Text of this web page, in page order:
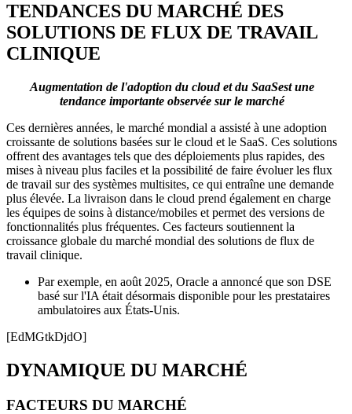
TENDANCES DU MARCHÉ DES
SOLUTIONS DE FLUX DE TRAVAIL
CLINIQUE
Augmentation de l'adoption du cloud et du SaaSest une
tendance importante observée sur le marché
Ces dernières années, le marché mondial a assisté à une adoption
croissante de solutions basées sur le cloud et le SaaS. Ces solutions
offrent des avantages tels que des déploiements plus rapides, des
mises à niveau plus faciles et la possibilité de faire évoluer les flux
de travail sur des systèmes multisites, ce qui entraîne une demande
plus élevée. La livraison dans le cloud prend également en charge
les équipes de soins à distance/mobiles et permet des versions de
fonctionnalités plus fréquentes. Ces facteurs soutiennent la
croissance globale du marché mondial des solutions de flux de
travail clinique.
Par exemple, en août 2025, Oracle a annoncé que son DSE
basé sur l'IA était désormais disponible pour les prestataires
ambulatoires aux États-Unis.
[EdMGtkDjdO]
DYNAMIQUE DU MARCHÉ
FACTEURS DU MARCHÉ